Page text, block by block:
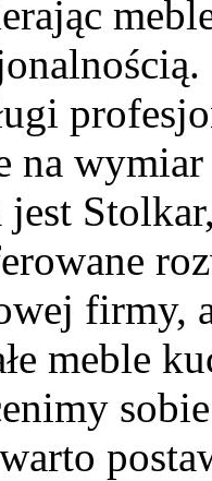
na
firmy,
meble